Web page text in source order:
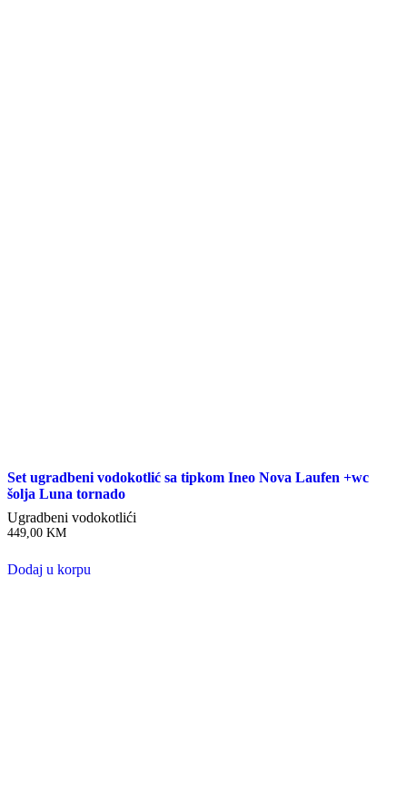
Set ugradbeni vodokotlić sa tipkom Ineo Nova Laufen +wc
šolja Luna tornado
Ugradbeni vodokotlići
449,00 KM
Dodaj u korpu